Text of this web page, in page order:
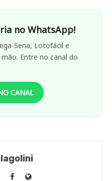
no WhatsApp!
Sena, Lotofácil e
Entre no canal do
CANAL
AnnySite